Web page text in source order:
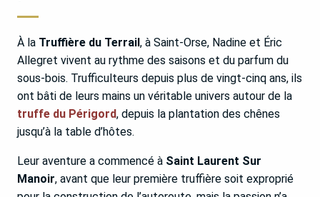
À la Truffière du Terrail, à Saint-Orse, Nadine et Éric
Allegret vivent au rythme des saisons et du parfum du
sous-bois. Trufficulteurs depuis plus de vingt-cinq ans, ils
ont bâti de leurs mains un véritable univers autour de la
truffe du Périgord, depuis la plantation des chênes
jusqu’à la table d’hôtes.
Leur aventure a commencé à Saint Laurent Sur
Manoir, avant que leur première truffière soit exproprié